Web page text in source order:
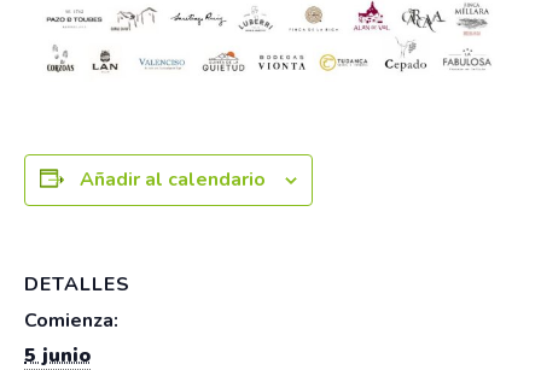
Añadir al calendario
DETALLES
Comienza:
5 junio